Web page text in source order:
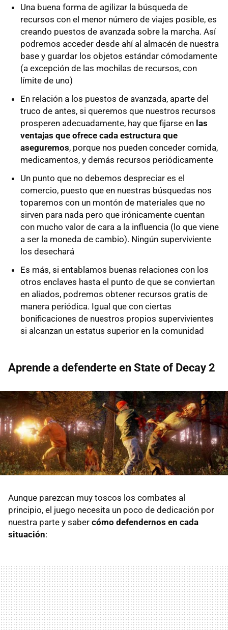
Una buena forma de agilizar la búsqueda de
recursos con el menor número de viajes posible, es
creando puestos de avanzada sobre la marcha. Así
podremos acceder desde ahí al almacén de nuestra
base y guardar los objetos estándar cómodamente
(a excepción de las mochilas de recursos, con
límite de uno)
En relación a los puestos de avanzada, aparte del
truco de antes, si queremos que nuestros recursos
prosperen adecuadamente, hay que fijarse en las
ventajas que ofrece cada estructura que
aseguremos, porque nos pueden conceder comida,
medicamentos, y demás recursos periódicamente
Un punto que no debemos despreciar es el
comercio, puesto que en nuestras búsquedas nos
toparemos con un montón de materiales que no
sirven para nada pero que irónicamente cuentan
con mucho valor de cara a la influencia (lo que viene
a ser la moneda de cambio). Ningún superviviente
los desechará
Es más, si entablamos buenas relaciones con los
otros enclaves hasta el punto de que se conviertan
en aliados, podremos obtener recursos gratis de
manera periódica. Igual que con ciertas
bonificaciones de nuestros propios supervivientes
si alcanzan un estatus superior en la comunidad
Aprende a defenderte en State of Decay 2
Aunque parezcan muy toscos los combates al
principio, el juego necesita un poco de dedicación por
nuestra parte y saber cómo defendernos en cada
situación: